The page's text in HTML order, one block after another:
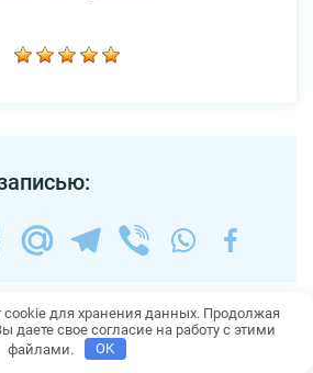
cookie для хранения данных. Продолжая
даете свое согласие на работу с этими
файлами.
OK